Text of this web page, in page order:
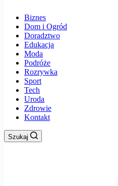
Biznes
Dom i Ogród
Doradztwo
Edukacja
Moda
Podróże
Rozrywka
Sport
Tech
Uroda
Zdrowie
Kontakt
Szukaj